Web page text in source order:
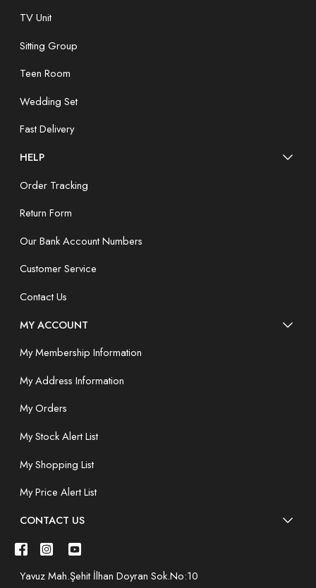
TV Unit
Sitting Group
Teen Room
Wedding Set
Fast Delivery
HELP
Order Tracking
Return Form
Our Bank Account Numbers
Customer Service
Contact Us
MY ACCOUNT
My Membership Information
My Address Information
My Orders
My Stock Alert List
My Shopping List
My Price Alert List
CONTACT US
Yavuz Mah.Şehit İlhan Doyran Sok.No:10